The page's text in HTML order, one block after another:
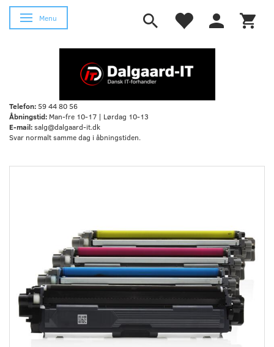
Skifte navigation
Menu
Telefon:59 44 80 56
Åbningstid: Man-fre 10-17 | Lørdag 10-13
E-mail:salg@dalgaard-it.dk
Svar normalt samme dag i åbningstiden.